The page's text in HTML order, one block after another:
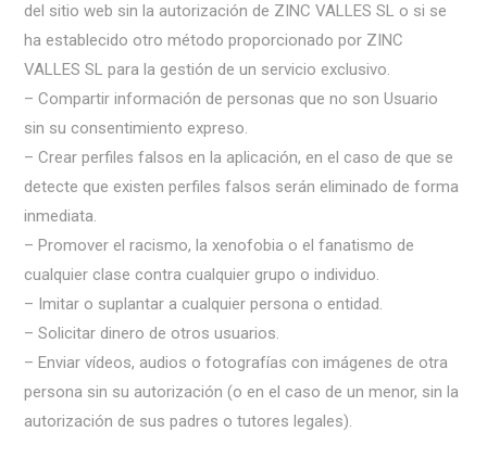
del sitio web sin la autorización de ZINC VALLES SL o si se
ha establecido otro método proporcionado por ZINC
VALLES SL para la gestión de un servicio exclusivo.
– Compartir información de personas que no son Usuario
sin su consentimiento expreso.
– Crear perfiles falsos en la aplicación, en el caso de que se
detecte que existen perfiles falsos serán eliminado de forma
inmediata.
– Promover el racismo, la xenofobia o el fanatismo de
cualquier clase contra cualquier grupo o individuo.
– Imitar o suplantar a cualquier persona o entidad.
– Solicitar dinero de otros usuarios.
– Enviar vídeos, audios o fotografías con imágenes de otra
persona sin su autorización (o en el caso de un menor, sin la
autorización de sus padres o tutores legales).